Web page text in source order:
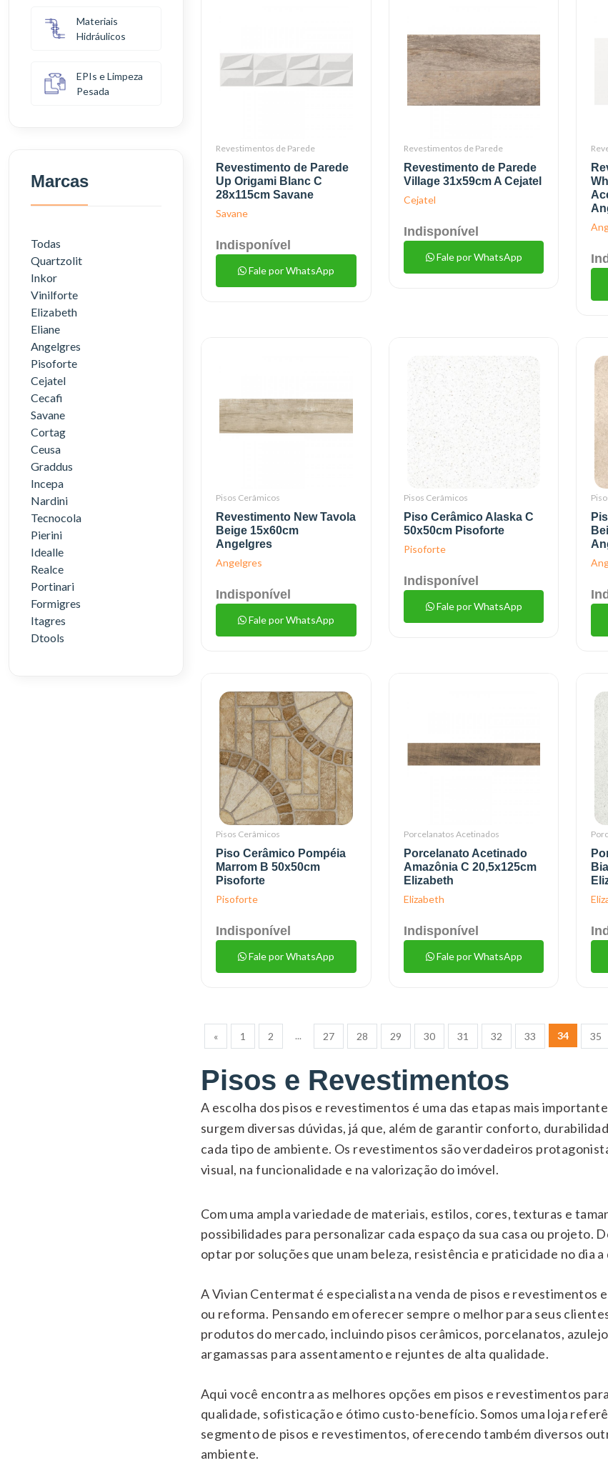
Revestimentos de Parede
Revestimento de Parede
Up Origami Blanc C
28x115cm Savane
Savane
Indisponível
Fale por WhatsApp
Revestimentos de Parede
Revestimento de Parede
Village 31x59cm A Cejatel
Cejatel
Indisponível
Fale por WhatsApp
Pisos Cerâmicos
Revestimento New Tavola
Beige 15x60cm
Angelgres
Angelgres
Indisponível
Fale por WhatsApp
Pisos Cerâmicos
Piso Cerâmico Alaska C
50x50cm Pisoforte
Pisoforte
Indisponível
Fale por WhatsApp
Pisos Cerâmicos
Piso Cerâmico Pompéia
Marrom B 50x50cm
Pisoforte
Pisoforte
Indisponível
Fale por WhatsApp
Porcelanatos Acetinados
Porcelanato Acetinado
Amazônia C 20,5x125cm
Elizabeth
Elizabeth
Indisponível
Fale por WhatsApp
« 1 2 ... 27 28 29 30 31 32 33 34 35
Pisos e Revestimentos
A escolha dos pisos e revestimentos é uma das etapas mais
surgem diversas dúvidas, já que, além de garantir conforto,
cada tipo de ambiente. Os revestimentos são verdadeiros
visual, na funcionalidade e na valorização do imóvel.
Com uma ampla variedade de materiais, estilos, cores, texturas e
possibilidades para personalizar cada espaço da sua casa ou
optar por soluções que unam beleza, resistência e praticidade no dia a
A Vivian Centermat é especialista na venda de pisos e revestimentos
ou reforma. Pensando em oferecer sempre o melhor para seus
produtos do mercado, incluindo pisos cerâmicos, porcelanatos,
argamassas para assentamento e rejuntes de alta qualidade.
Aqui você encontra as melhores opções em pisos e revestimentos
qualidade, sofisticação e ótimo custo-benefício. Somos uma loja
segmento de pisos e revestimentos, oferecendo também diversos
ambiente.
Materiais
Hidráulicos
EPIs e Limpeza
Pesada
Marcas
Todas
Quartzolit
Inkor
Vinilforte
Elizabeth
Eliane
Angelgres
Pisoforte
Cejatel
Cecafi
Savane
Cortag
Ceusa
Graddus
Incepa
Nardini
Tecnocola
Pierini
Idealle
Realce
Portinari
Formigres
Itagres
Dtools